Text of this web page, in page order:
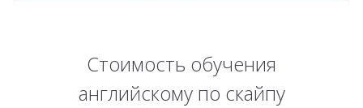
Стоимость обучения
английскому по скайпу